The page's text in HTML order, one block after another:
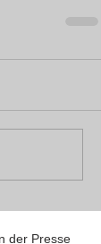
der Presse